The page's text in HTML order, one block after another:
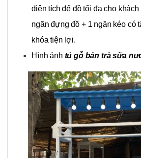
diện tích để đồ tối đa cho khách
ngăn đựng đồ + 1 ngăn kéo có
khóa tiện lợi.
Hình ảnh tủ gỗ bán trà sữa